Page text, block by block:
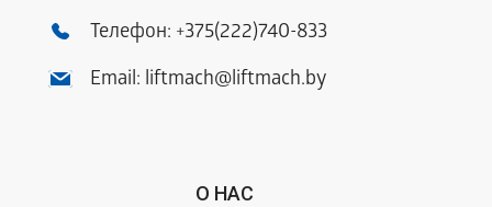
Телефон: +375(222)740-833
Email: liftmach@liftmach.by
О НАС